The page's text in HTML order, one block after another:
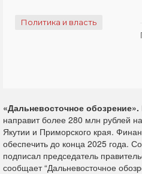
Политика и власть
«Дальневосточное обозрение».
направит более 280 млн рублей
Якутии и Приморского края.
обеспечить до конца 2025 года.
подписал председатель
сообщает “Дальневосточное